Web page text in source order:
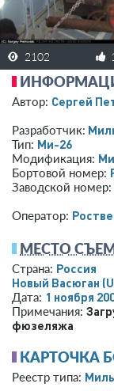
2102
Автор: Сергей
Разработчик:
Тип: Ми-26
Модификация:
Бортовой номер:
Заводской номер:
Оператор:
МЕСТО
Страна: Россия
Новый Васюган
Дата: 1 ноября
Примечания:
фюзеляжа
КАРТОЧКА
Реестр типа: